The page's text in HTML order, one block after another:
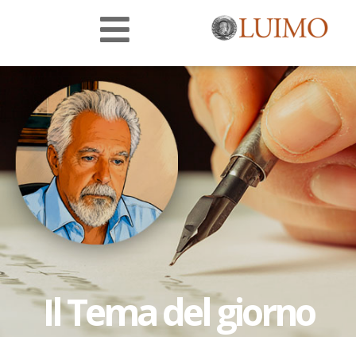
Il Tema del giorno